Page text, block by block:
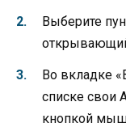
Выберите
Во вкладке
списке свои
кнопкой